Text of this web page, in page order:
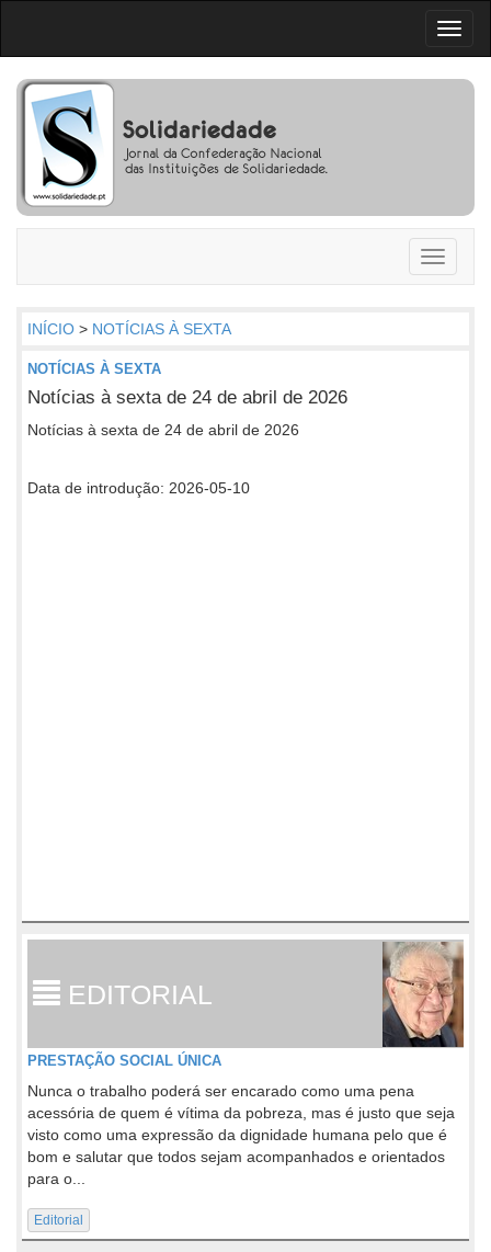
Toggle
INÍCIO > NOTÍCIAS À SEXTA
NOTÍCIAS À SEXTA
Notícias à sexta de 24 de abril de 2026
Notícias à sexta de 24 de abril de 2026
Data de introdução: 2026-05-10
EDITORIAL
PRESTAÇÃO SOCIAL ÚNICA
Nunca o trabalho poderá ser encarado como uma pena
acessória de quem é vítima da pobreza, mas é justo que seja
visto como uma expressão da dignidade humana pelo que é
bom e salutar que todos sejam acompanhados e orientados
para o...
Editorial